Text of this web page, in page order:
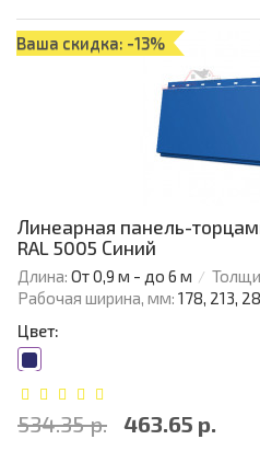
Ваша скидка: -13%
Линеарная панель-
RAL 5005 Синий
Длина: От 0,9 м - до 6 м
Рабочая ширина, мм: 178, 213,
Цвет:
534.35 р. 463.65 р.